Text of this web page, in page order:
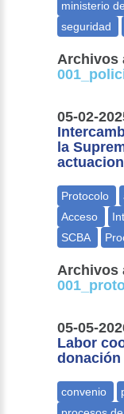
Archivos
05-02-
la
Archivos
05-05-
Labor